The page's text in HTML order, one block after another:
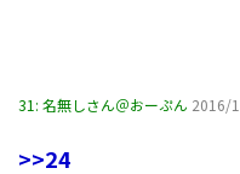
31: 名無しさん＠おーぷん 2016/
>>24